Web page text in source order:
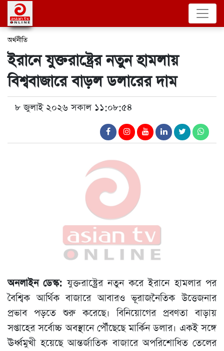
অর্থনীতি
ইরানে যুক্তরাষ্ট্রের নতুন হামলায়
বিশ্ববাজারে বাড়ল ডলারের দাম
৮ জুলাই ২০২৬ সকাল ১১:০৮:৫৪
অনলাইন ডেস্ক:যুক্তরাষ্ট্রের নতুন করে ইরানে হামলার পর
বৈশ্বিক আর্থিক বাজারে আবারও ভূরাজনৈতিক উত্তেজনার
প্রভাব পড়তে শুরু করেছে। বিনিয়োগের প্রবণতা বাড়ায়
সপ্তাহের সর্বোচ্চ অবস্থানে পৌঁছেছে মার্কিন ডলার। একই সঙ্গে
ঊর্ধ্বমুখী হয়েছে আন্তর্জাতিক বাজারে অপরিশোধিত তেলের